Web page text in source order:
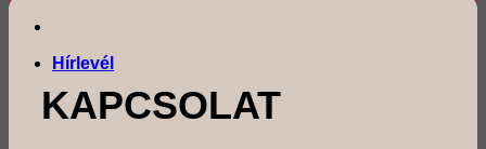
Hírlevél
KAPCSOLAT